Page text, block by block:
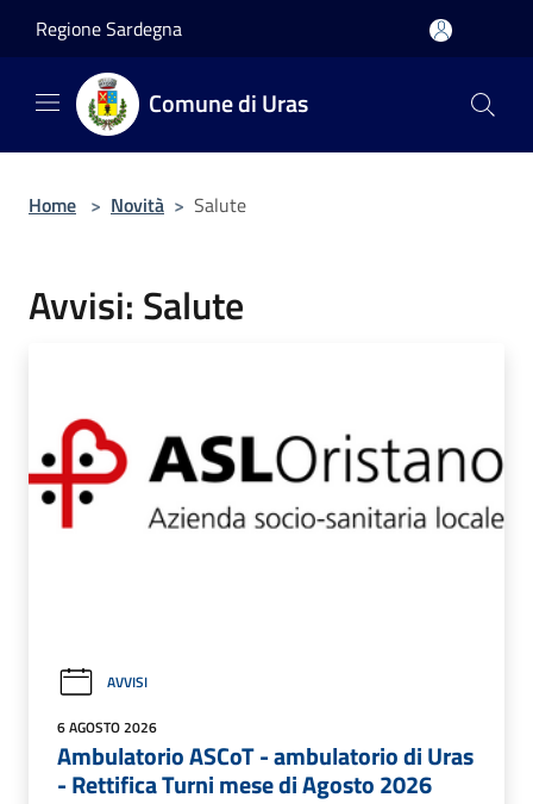
Regione Sardegna
Comune di Uras
Home > Novità > Salute
Avvisi: Salute
AVVISI
6 AGOSTO 2026
Ambulatorio ASCoT - ambulatorio di Uras
- Rettifica Turni mese di Agosto 2026